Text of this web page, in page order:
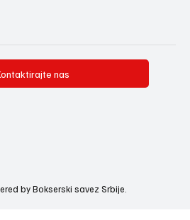
nas
by Bokserski savez Srbije.